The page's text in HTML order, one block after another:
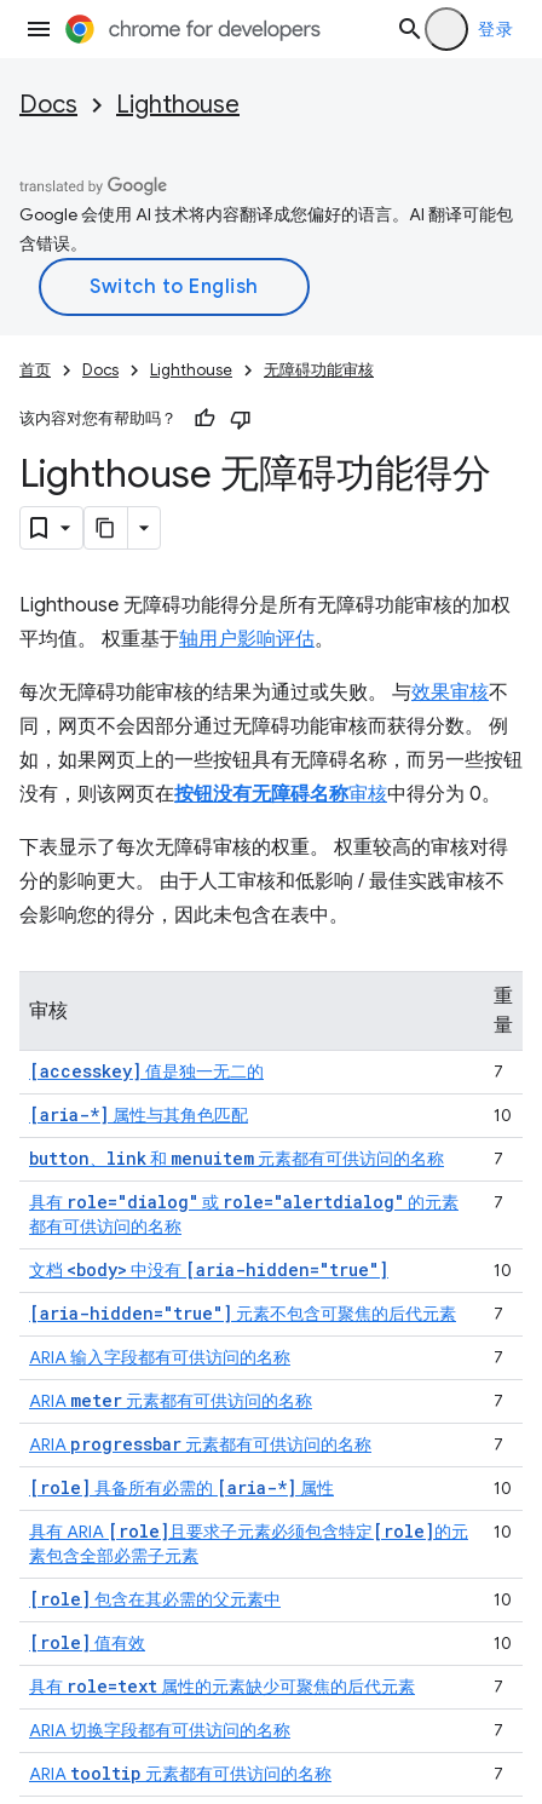
登录
Docs Lighthouse
Google 会使用 AI 技术将内容翻译成您偏好的语言。AI 翻译可能包
含错误。
首页 Docs Lighthouse 无障碍功能审核
该内容对您有帮助吗？
Lighthouse 无障碍功能得分
Lighthouse 无障碍功能得分是所有无障碍功能审核的加权
平均值。 权重基于轴用户影响评估。
每次无障碍功能审核的结果为通过或失败。 与效果审核不
同，网页不会因部分通过无障碍功能审核而获得分数。 例
如，如果网页上的一些按钮具有无障碍名称，而另一些按钮
没有，则该网页在按钮没有无障碍名称审核中得分为 0。
下表显示了每次无障碍审核的权重。 权重较高的审核对得
分的影响更大。 由于人工审核和低影响 / 最佳实践审核不
会影响您的得分，因此未包含在表中。
审核
重
量
[accesskey] 值是独一无二的 7
[aria-*] 属性与其角色匹配 10
button、 link和 menuitem 元素都有可供访问的名称
7
具有 role="dialog" 或 role="alertdialog" 的元素
都有可供访问的名称
7
文档 <body> 中没有 [aria-hidden="true"] 10
[aria-hidden="true"] 元素不包含可聚焦的后代元素
7
ARIA 输入字段都有可供访问的名称
7
ARIA meter 元素都有可供访问的名称
7
ARIA progressbar 元素都有可供访问的名称 7
[role] 具备所有必需的 [aria-*] 属性
10
具有 ARIA [role] 且要求子元素必须包含特定 [role]的元
素包含全部必需子元素
10
[role] 包含在其必需的父元素中 10
[role] 值有效
10
具有 role=text 属性的元素缺少可聚焦的后代元素
7
ARIA 切换字段都有可供访问的名称
7
ARIA tooltip 元素都有可供访问的名称
7